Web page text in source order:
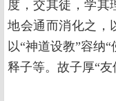
度，交其徒，学其
地会通而消化之，
以“神道设教”容纳
释子等。故子厚“友